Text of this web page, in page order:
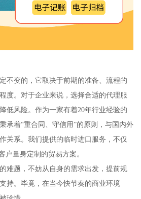
不变的，它取决于前期的准备、流程的
度。对于企业来说，选择合适的代理服
低风险。作为一家有着20年行业经验的
承着“重合同、守信用”的原则，与国内外
关系。我们提供的临时进口服务，不仅
户量身定制的贸易方案。
难题，不妨从自身的需求出发，提前规
持。毕竟，在当今快节奏的商业环境